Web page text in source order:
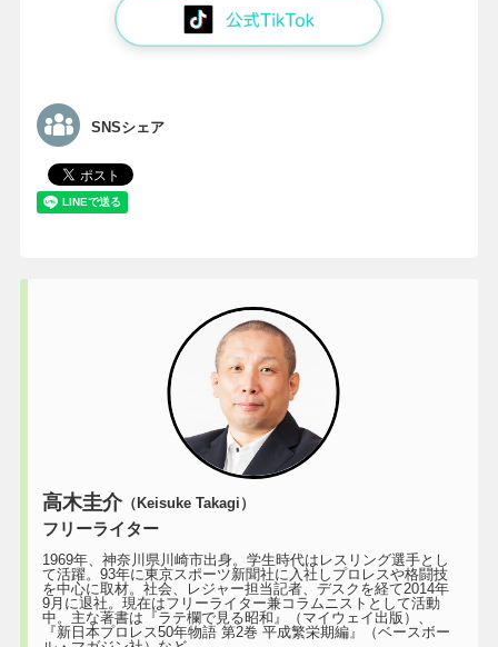
SNSシェア
高木圭介（Keisuke Takagi）
フリーライター
1969年、神奈川県川崎市出身。学生時代はレスリング選手とし
て活躍。93年に東京スポーツ新聞社に入社しプロレスや格闘技
を中心に取材。社会、レジャー担当記者、デスクを経て2014年
9月に退社。現在はフリーライター兼コラムニストとして活動
中。主な著書は『ラテ欄で見る昭和』（マイウェイ出版）、
『新日本プロレス50年物語 第2巻 平成繁栄期編』（ベースボー